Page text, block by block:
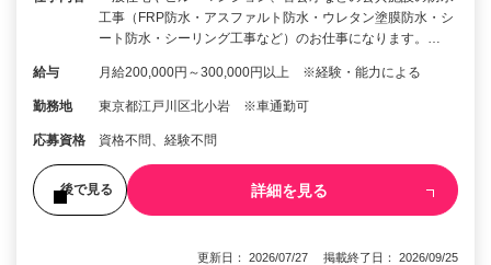
工事（FRP防水・アスファルト防水・ウレタン塗膜防水・シ
ート防水・シーリング工事など）のお仕事になります。…
給与 月給200,000円～300,000円以上 ※経験・能力による
勤務地 東京都江戸川区北小岩 ※車通勤可
応募資格 資格不問、経験不問
後で見る 詳細を見る
更新日： 2026/07/27 掲載終了日： 2026/09/25